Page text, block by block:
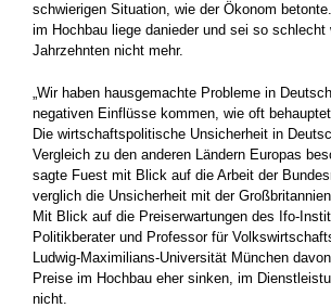
schwierigen Situation, wie der Ökonom
im Hochbau liege danieder und sei so schlecht
Jahrzehnten nicht mehr.
„Wir haben hausgemachte Probleme in
negativen Einflüsse kommen, wie oft
Die wirtschaftspolitische Unsicherheit in
Vergleich zu den anderen Ländern Europas
sagte Fuest mit Blick auf die Arbeit der
verglich die Unsicherheit mit der
Mit Blick auf die Preiserwartungen des Ifo-
Politikberater und Professor für
Ludwig-Maximilians-Universität München
Preise im Hochbau eher sinken, im
nicht.